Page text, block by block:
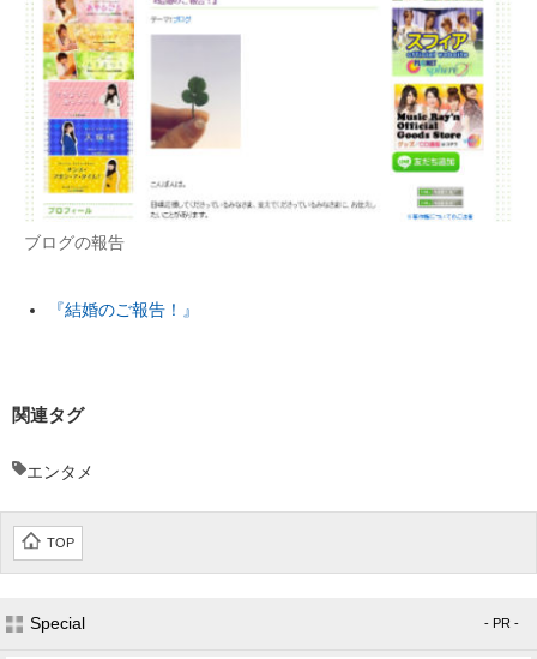
ブログの報告
『結婚のご報告！』
関連タグ
エンタメ
TOP
Special - PR -